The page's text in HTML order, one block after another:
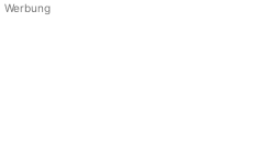
Werbung